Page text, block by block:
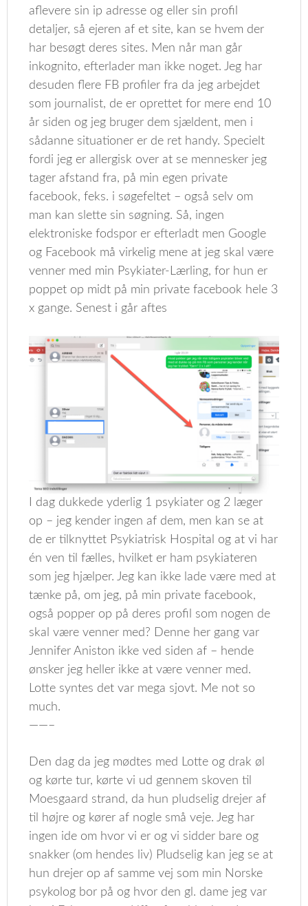
aflevere sin ip adresse og eller sin profil
detaljer, så ejeren af et site, kan se hvem der
har besøgt deres sites. Men når man går
inkognito, efterlader man ikke noget. Jeg har
desuden flere FB profiler fra da jeg arbejdet
som journalist, de er oprettet for mere end 10
år siden og jeg bruger dem sjældent, men i
sådanne situationer er de ret handy. Specielt
fordi jeg er allergisk over at se mennesker jeg
tager afstand fra, på min egen private
facebook, feks. i søgefeltet – også selv om
man kan slette sin søgning. Så, ingen
elektroniske fodspor er efterladt men Google
og Facebook må virkelig mene at jeg skal være
venner med min Psykiater-Lærling, for hun er
poppet op midt på min private facebook hele 3
x gange. Senest i går aftes
I dag dukkede yderlig 1 psykiater og 2 læger
op – jeg kender ingen af dem, men kan se at
de er tilknyttet Psykiatrisk Hospital og at vi har
én ven til fælles, hvilket er ham psykiateren
som jeg hjælper. Jeg kan ikke lade være med at
tænke på, om jeg, på min private facebook,
også popper op på deres profil som nogen de
skal være venner med? Denne her gang var
Jennifer Aniston ikke ved siden af – hende
ønsker jeg heller ikke at være venner med.
Lotte syntes det var mega sjovt. Me not so
much.
——–
Den dag da jeg mødtes med Lotte og drak øl
og kørte tur, kørte vi ud gennem skoven til
Moesgaard strand, da hun pludselig drejer af
til højre og kører af nogle små veje. Jeg har
ingen ide om hvor vi er og vi sidder bare og
snakker (om hendes liv) Pludselig kan jeg se at
hun drejer op af samme vej som min Norske
psykolog bor på og hvor den gl. dame jeg var